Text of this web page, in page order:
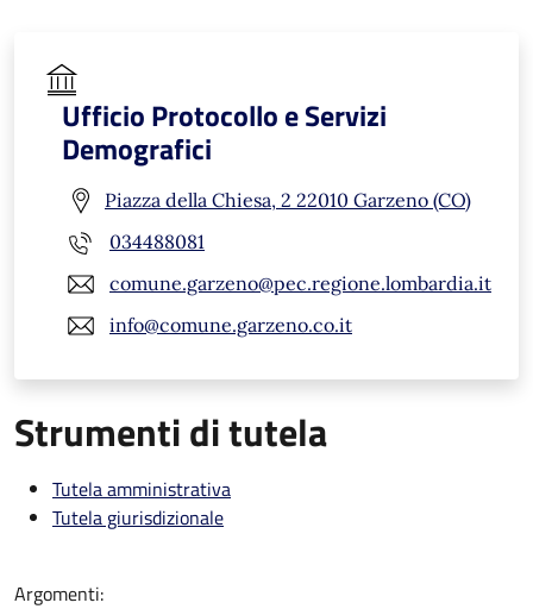
Ufficio Protocollo e Servizi
Demografici
Piazza della Chiesa, 2 22010 Garzeno (CO)
034488081
comune.garzeno@pec.regione.lombardia.it
info@comune.garzeno.co.it
Strumenti di tutela
Tutela amministrativa
Tutela giurisdizionale
Argomenti: